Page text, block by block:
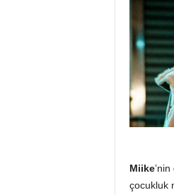
Miike
çocukluk